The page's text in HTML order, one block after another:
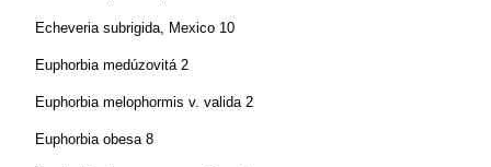
Echeveria subrigida, Mexico 10
Euphorbia medúzovitá 2
Euphorbia melophormis v. valida 2
Euphorbia obesa 8